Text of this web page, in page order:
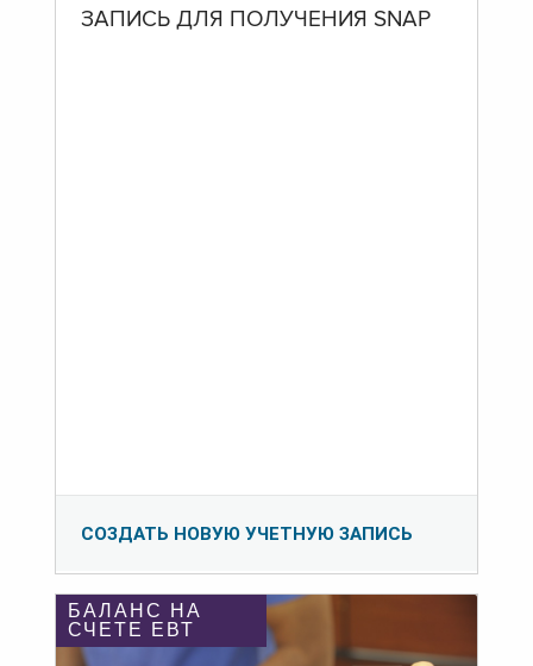
ЗАПИСЬ ДЛЯ ПОЛУЧЕНИЯ SNAP
СОЗДАТЬ НОВУЮ УЧЕТНУЮ ЗАПИСЬ
БАЛАНС НА
СЧЕТЕ ЕВТ